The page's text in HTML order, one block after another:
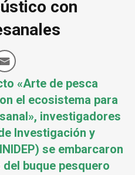
con
«Arte de pesca
el ecosistema para
investigadores
Investigación y
se embarcaron
buque pesquero